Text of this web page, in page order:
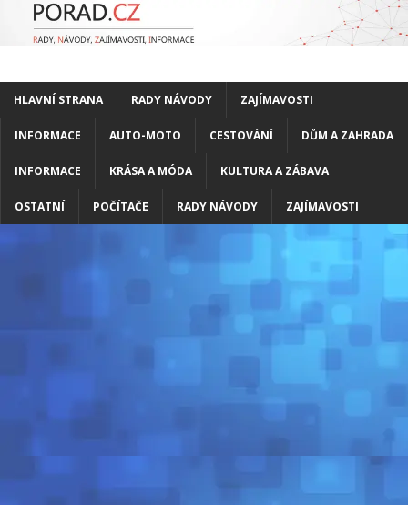
HLAVNÍ STRANA RADY NÁVODY ZAJÍMAVOSTI
INFORMACE AUTO-MOTO CESTOVÁNÍ DŮM A ZAHRADA
INFORMACE KRÁSA A MÓDA KULTURA A ZÁBAVA
OSTATNÍ POČÍTAČE RADY NÁVODY ZAJÍMAVOSTI